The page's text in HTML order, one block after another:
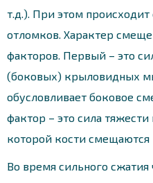
т.д.). При этом
отломков. Характер
факторов. Первый – это
(боковых) крыловидных
обусловливает боковое
фактор – это сила
которой кости смещаются
Во время сильного